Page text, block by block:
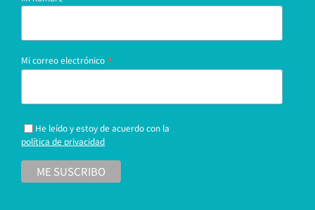
Mi correo electrónico *
He leído y estoy de acuerdo con la
política de privacidad